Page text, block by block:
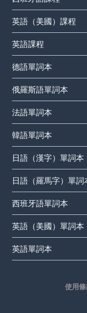
英語（美國）課程
英語課程
德語單詞本
俄羅斯語單詞本
法語單詞本
韓語單詞本
日語（漢字）單詞本
日語（羅馬字）單詞
西班牙語單詞本
英語（美國）單詞本
英語單詞本
使用